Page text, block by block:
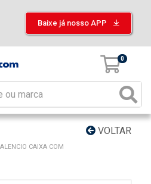
Baixe já nosso APP
0
VOLTAR
CAIXA COM